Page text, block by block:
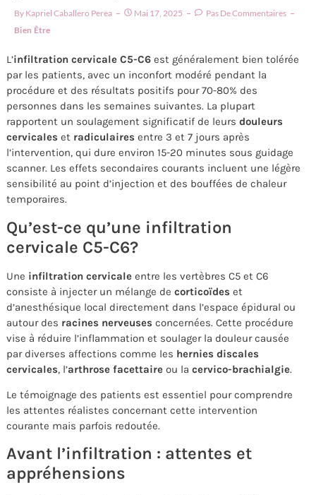
By Kapriel Caballero Perea Mai 17, 2025
Pas De Commentaires
Bien Être
L’infiltration cervicale C5-C6 est généralement bien tolérée
par les patients, avec un inconfort modéré pendant la
procédure et des résultats positifs pour 70-80% des
personnes dans les semaines suivantes. La plupart
rapportent un soulagement significatif de leurs douleurs
cervicales et radiculaires entre 3 et 7 jours après
l’intervention, qui dure environ 15-20 minutes sous guidage
scanner. Les effets secondaires courants incluent une légère
sensibilité au point d’injection et des bouffées de chaleur
temporaires.
Qu’est-ce qu’une infiltration
cervicale C5-C6?
Une infiltration cervicale entre les vertèbres C5 et C6
consiste à injecter un mélange de corticoïdes et
d’anesthésique local directement dans l’espace épidural ou
autour des racines nerveuses concernées. Cette procédure
vise à réduire l’inflammation et soulager la douleur causée
par diverses affections comme les hernies discales
cervicales, l’arthrose facettaire ou la cervico-brachialgie.
Le témoignage des patients est essentiel pour comprendre
les attentes réalistes concernant cette intervention
courante mais parfois redoutée.
Avant l’infiltration : attentes et
appréhensions